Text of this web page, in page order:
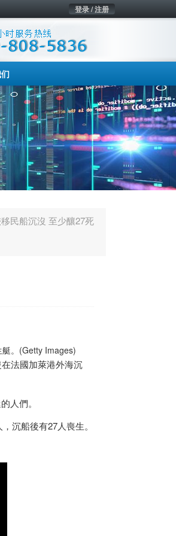
登录 / 注册
民船沉沒 至少釀27死
。(Getty Images)
法國加萊港外海沉
人們。
沉船後有27人喪生。